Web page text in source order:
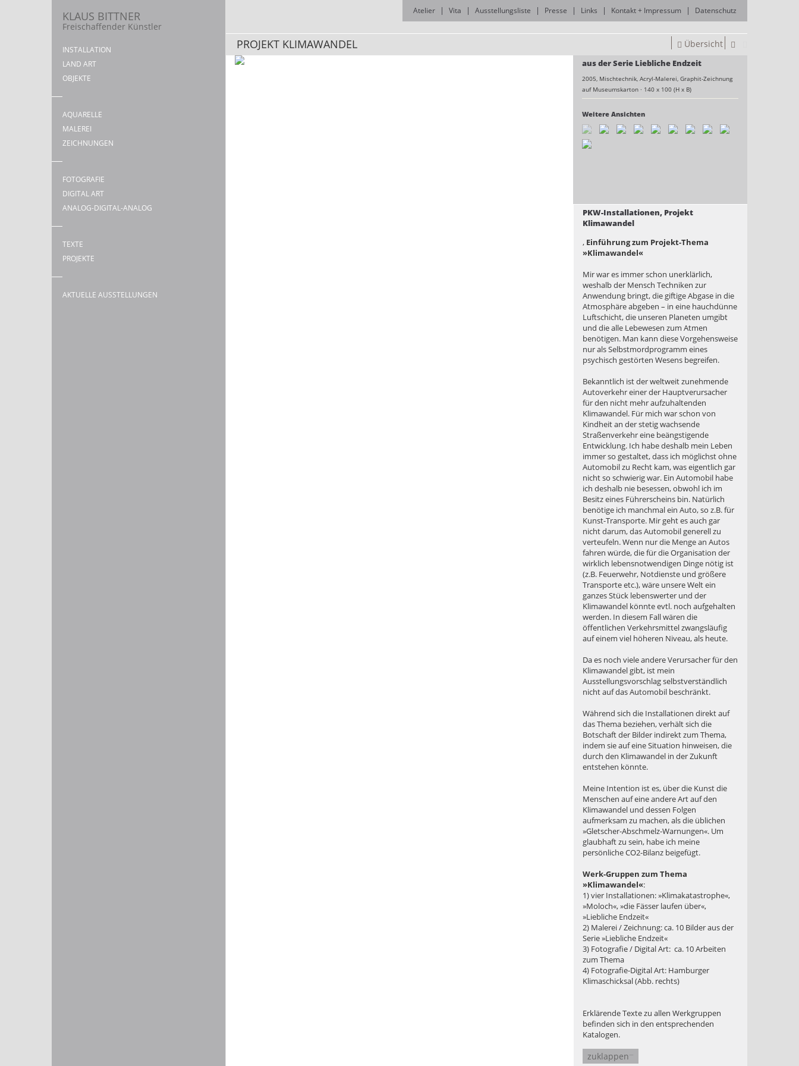
Atelier Vita Ausstellungsliste Presse Links Kontakt + Impressum Datenschutz
KLAUS BITTNER
Freischaffender Künstler
INSTALLATION
LAND ART
OBJEKTE
AQUARELLE
MALEREI
ZEICHNUNGEN
FOTOGRAFIE
DIGITAL ART
ANALOG-DIGITAL-ANALOG
TEXTE
PROJEKTE
AKTUELLE AUSSTELLUNGEN
PROJEKT KLIMAWANDEL Übersicht
aus der Serie Liebliche Endzeit
2005, Mischtechnik, Acryl-Malerei, Graphit-Zeichnung
auf Museumskarton · 140 x 100 (H x B)
Weitere Ansichten
PKW-Installationen, Projekt
Klimawandel
, Einführung zum Projekt-Thema
»Klimawandel«
Mir war es immer schon unerklärlich,
weshalb der Mensch Techniken zur
Anwendung bringt, die giftige Abgase in die
Atmosphäre abgeben – in eine hauchdünne
Luftschicht, die unseren Planeten umgibt
und die alle Lebewesen zum Atmen
benötigen. Man kann diese Vorgehensweise
nur als Selbstmordprogramm eines
psychisch gestörten Wesens begreifen.
Bekanntlich ist der weltweit zunehmende
Autoverkehr einer der Hauptverursacher
für den nicht mehr aufzuhaltenden
Klimawandel. Für mich war schon von
Kindheit an der stetig wachsende
Straßenverkehr eine beängstigende
Entwicklung. Ich habe deshalb mein Leben
immer so gestaltet, dass ich möglichst ohne
Automobil zu Recht kam, was eigentlich gar
nicht so schwierig war. Ein Automobil habe
ich deshalb nie besessen, obwohl ich im
Besitz eines Führerscheins bin. Natürlich
benötige ich manchmal ein Auto, so z.B. für
Kunst-Transporte. Mir geht es auch gar
nicht darum, das Automobil generell zu
verteufeln. Wenn nur die Menge an Autos
fahren würde, die für die Organisation der
wirklich lebensnotwendigen Dinge nötig ist
(z.B. Feuerwehr, Notdienste und größere
Transporte etc.), wäre unsere Welt ein
ganzes Stück lebenswerter und der
Klimawandel könnte evtl. noch aufgehalten
werden. In diesem Fall wären die
öffentlichen Verkehrsmittel zwangsläufig
auf einem viel höheren Niveau, als heute.
Da es noch viele andere Verursacher für den
Klimawandel gibt, ist mein
Ausstellungsvorschlag selbstverständlich
nicht auf das Automobil beschränkt.
Während sich die Installationen direkt auf
das Thema beziehen, verhält sich die
Botschaft der Bilder indirekt zum Thema,
indem sie auf eine Situation hinweisen, die
durch den Klimawandel in der Zukunft
entstehen könnte.
Meine Intention ist es, über die Kunst die
Menschen auf eine andere Art auf den
Klimawandel und dessen Folgen
aufmerksam zu machen, als die üblichen
»Gletscher-Abschmelz-Warnungen«. Um
glaubhaft zu sein, habe ich meine
persönliche CO2-Bilanz beigefügt.
Werk-Gruppen zum Thema
»Klimawandel«:
1) vier Installationen: »Klimakatastrophe«,
»Moloch«, »die Fässer laufen über«,
»Liebliche Endzeit«
2) Malerei / Zeichnung: ca. 10 Bilder aus der
Serie »Liebliche Endzeit«
3) Fotografie / Digital Art: ca. 10 Arbeiten
zum Thema
4) Fotografie-Digital Art: Hamburger
Klimaschicksal (Abb. rechts)
Erklärende Texte zu allen Werkgruppen
befinden sich in den entsprechenden
Katalogen.
zuklappen